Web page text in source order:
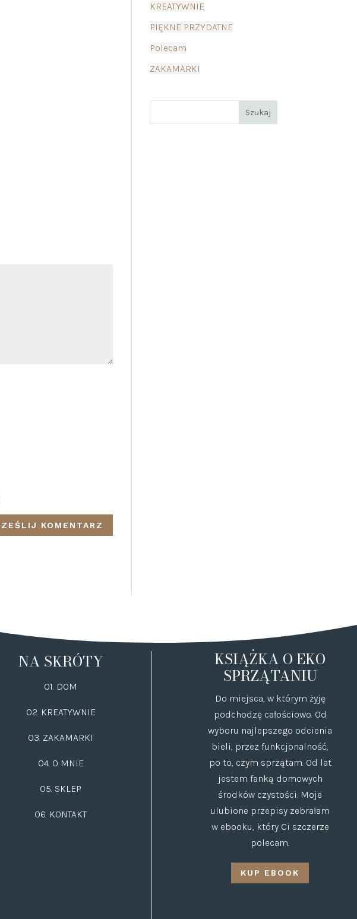
KREATYWNIE
PIĘKNE PRZYDATNE
Polecam
ZAKAMARKI
NA SKRÓTY
01. DOM
02. KREATYWNIE
03. ZAKAMARKI
04. O MNIE
05. SKLEP
06. KONTAKT
KSIĄŻKA O EKO
SPRZĄTANIU
Do miejsca, w którym żyję
podchodzę całościowo. Od
wyboru najlepszego odcienia
bieli, przez funkcjonalność,
po to, czym sprzątam. Od lat
jestem fanką domowych
środków czystości. Moje
ulubione przepisy zebrałam
w ebooku, który Ci szczerze
polecam.
KUP EBOOK